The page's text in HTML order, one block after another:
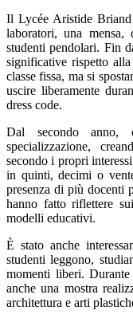
Il Lycée Aristide
laboratori, una
studenti pendolari. Fin
significative rispetto
classe fissa, ma si
uscire liberamente
dress code.
Dal secondo anno,
specializzazione,
secondo i propri
in quinti, decimi o
presenza di più docenti
hanno fatto riflettere
modelli educativi.
È stato anche
studenti leggono,
momenti liberi. Durante
anche una mostra
architettura e arti